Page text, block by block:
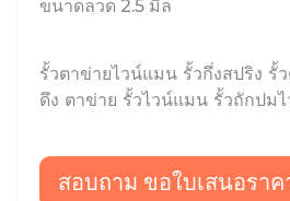
ขนาดลวด 2.5 มิล
รั้วตาข่ายไวน์แมน รั้วกึ่งสปริง รั้
ดึง ตาข่าย รั้วไวน์แมน รั้วถักปม
สอบถาม ขอใบเสนอราค